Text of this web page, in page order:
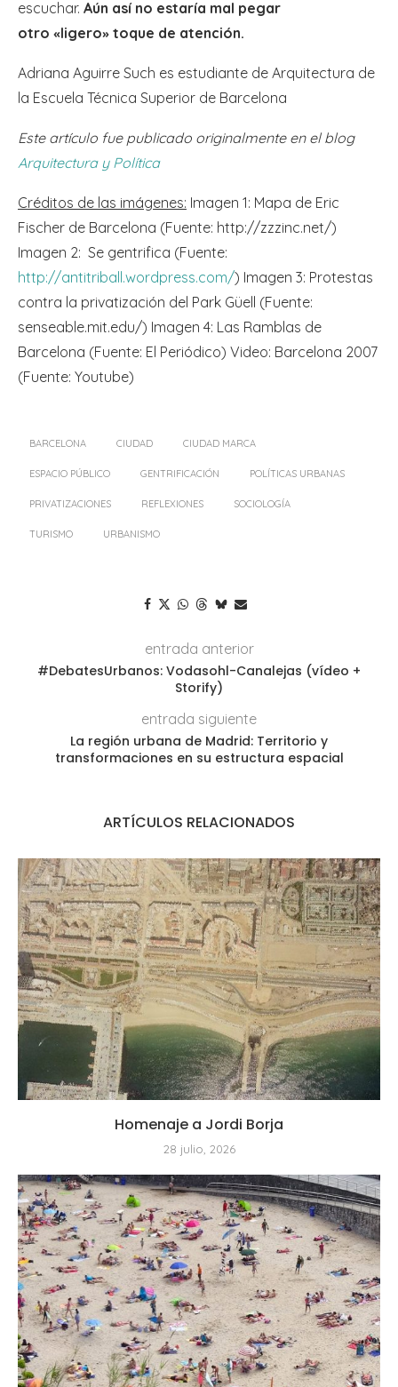
escuchar. Aún así no estaría mal pegar
otro «ligero» toque de atención.
Adriana Aguirre Such es estudiante de Arquitectura de
la Escuela Técnica Superior de Barcelona
Este artículo fue publicado originalmente en el blog
Arquitectura y Política
Créditos de las imágenes: Imagen 1: Mapa de Eric
Fischer de Barcelona (Fuente: http://zzzinc.net/)
Imagen 2: Se gentrifica (Fuente:
http://antitriball.wordpress.com/) Imagen 3: Protestas
contra la privatización del Park Güell (Fuente:
senseable.mit.edu/) Imagen 4: Las Ramblas de
Barcelona (Fuente: El Periódico) Video: Barcelona 2007
(Fuente: Youtube)
BARCELONA CIUDAD CIUDAD MARCA
ESPACIO PÚBLICO GENTRIFICACIÓN POLÍTICAS URBANAS
PRIVATIZACIONES REFLEXIONES SOCIOLOGÍA
TURISMO URBANISMO
entrada anterior
#DebatesUrbanos: Vodasohl-Canalejas (vídeo +
Storify)
entrada siguiente
La región urbana de Madrid: Territorio y
transformaciones en su estructura espacial
ARTÍCULOS RELACIONADOS
Homenaje a Jordi Borja
28 julio, 2026